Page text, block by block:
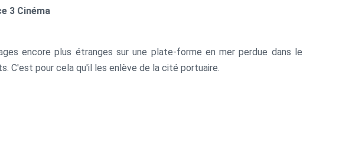
3 Cinéma
encore plus étranges sur une plate-forme en mer perdue dans le
C'est pour cela qu'il les enlève de la cité portuaire.